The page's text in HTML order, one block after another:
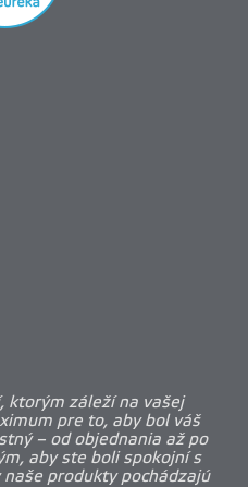
ktorým záleží na vašej
pre to, aby bol váš
– od objednania až po
aby ste boli spokojní s
produkty pochádzajú